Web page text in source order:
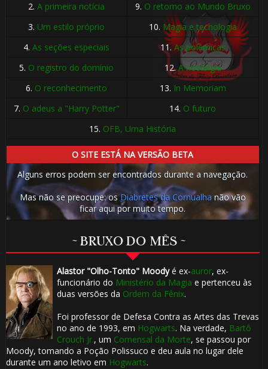
2.A primeira notícia 9. O retorno ao Mundo Bruxo
3. Um estilo próprio 10. Magia e tecnologia
4.As seções especiais 11.As polêmicas
5. O registro do domínio 12.A nostalgia
6. O reconhecimento 13. In Memoriam
7. O adeus a "Harry Potter" 14. O futuro
15. OFB, Uma História
O SITE ESTÁ NA VERSÃO BETA
Alguns erros podem ser encontrados durante a navegação.
Mas não se preocupe: osDiabretes da Cornualha não vão
ficar aqui por muito tempo.
~ BRUXO DO MÊS ~
Alastor "Olho-Tonto" Moodyé ex-auror, ex-
funcionário do Ministério da Magia e pertenceu às
duas versões da Ordem da Fênix.
Foi professor de Defesa Contra as Artes das Trevas
no ano de 1993, em Hogwarts. Na verdade, Bartô
Crouch Jr., um Comensal da Morte, se passou por
Moody, tomando a Poção Polissuco e deu aula no lugar dele
durante um ano letivo em Hogwarts.